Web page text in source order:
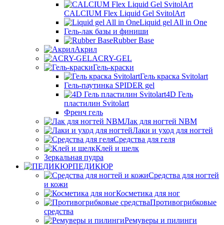
CALCIUM Flex Liquid Gel SvitolArt
Liquid gel All in One
Гель-лак базы и финиши
Rubber Base
Акрил
ACRY-GEL
Гель-краски
Гель краска Svitolart
Гель-паутинка SPIDER gel
4D Гель
пластилин Svitolart
Френч гель
Лак для ногтей NBM
Лаки и уход для ногтей
Средства для геля
Клей и шелк
Зеркальная пудра
ПЕДИКЮР
Средства для ногтей
и кожи
Косметика для ног
Противогрибковые
средства
Ремуверы и пилинги